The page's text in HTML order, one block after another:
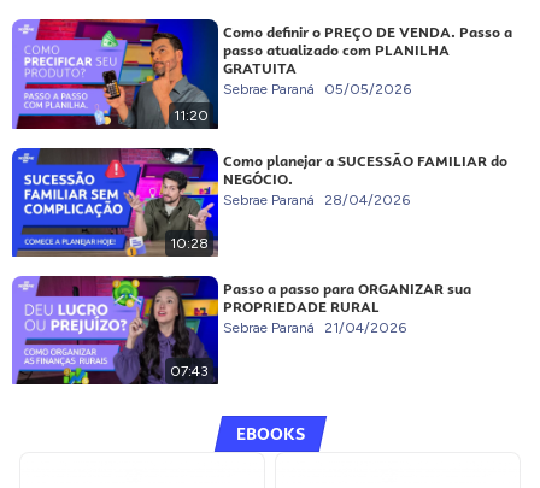
11:20
Como definir o PREÇO DE VENDA. Passo a
passo atualizado com PLANILHA
GRATUITA
Sebrae Paraná 05/05/2026
10:28
Como planejar a SUCESSÃO FAMILIAR do
NEGÓCIO.
Sebrae Paraná 28/04/2026
07:43
Passo a passo para ORGANIZAR sua
PROPRIEDADE RURAL
Sebrae Paraná 21/04/2026
EBOOKS